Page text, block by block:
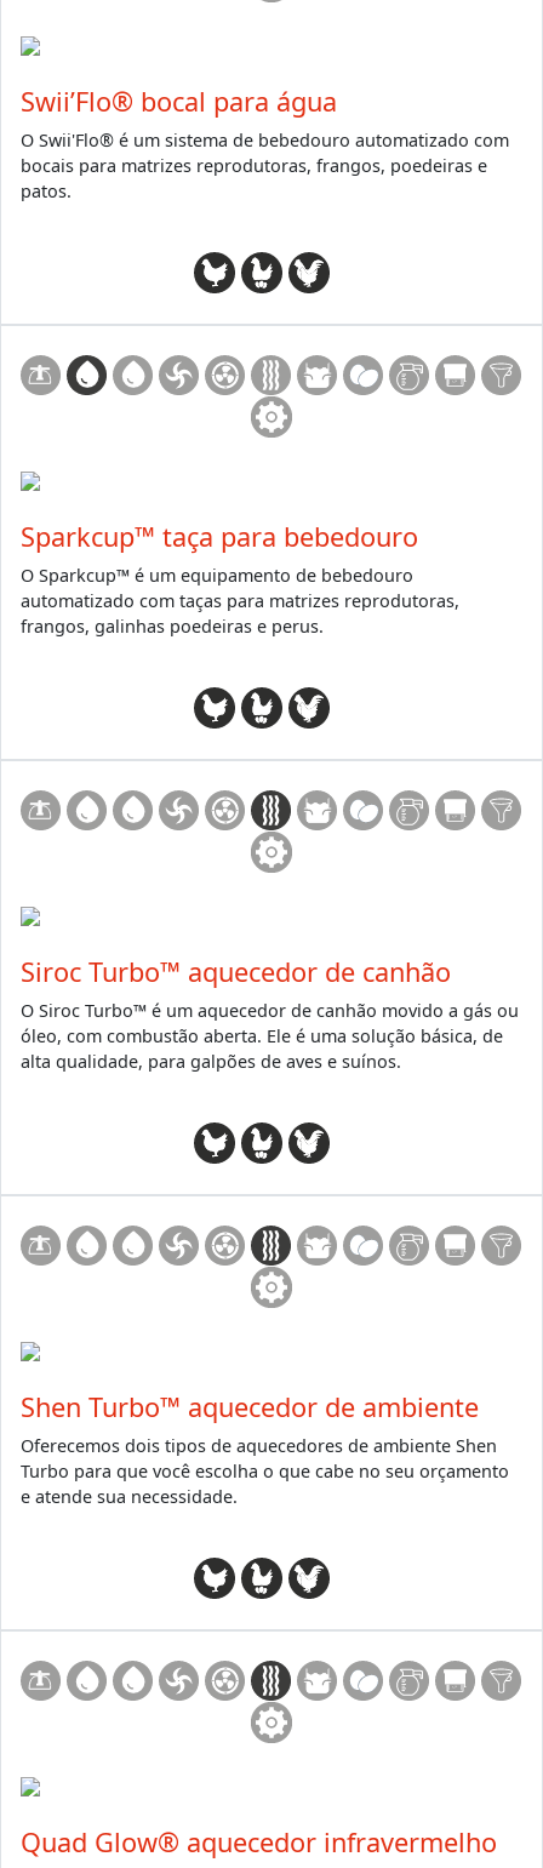
Swii’Flo® bocal para água
O Swii'Flo® é um sistema de bebedouro automatizado com
bocais para matrizes reprodutoras, frangos, poedeiras e
patos.
Sparkcup™ taça para bebedouro
O Sparkcup™ é um equipamento de bebedouro
automatizado com taças para matrizes reprodutoras,
frangos, galinhas poedeiras e perus.
Siroc Turbo™ aquecedor de canhão
O Siroc Turbo™ é um aquecedor de canhão movido a gás ou
óleo, com combustão aberta. Ele é uma solução básica, de
alta qualidade, para galpões de aves e suínos.
Shen Turbo™ aquecedor de ambiente
Oferecemos dois tipos de aquecedores de ambiente Shen
Turbo para que você escolha o que cabe no seu orçamento
e atende sua necessidade.
Quad Glow® aquecedor infravermelho